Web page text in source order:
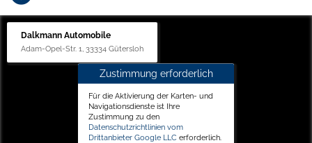
Dalkmann Automobile
Adam-Opel-Str. 1, 33334 Gütersloh
Zustimmung erforderlich
Für die Aktivierung der Karten- und
Navigationsdienste ist Ihre
Zustimmung zu den
Datenschutzrichtlinien vom
Drittanbieter Google LLC erforderlich.